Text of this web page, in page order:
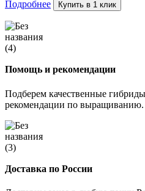
Подробнее
Купить в 1 клик
Помощь и рекомендации
Подберем качественные
рекомендации по выращиванию.
Доставка по России